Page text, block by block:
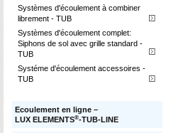
Systèmes d'écoulement à combiner
librement - TUB
Systèmes d'écoulement complet:
Siphons de sol avec grille standard -
TUB
Systéme d'écoulement accessoires -
TUB
Ecoulement en ligne –
LUX ELEMENTS®-TUB-LINE